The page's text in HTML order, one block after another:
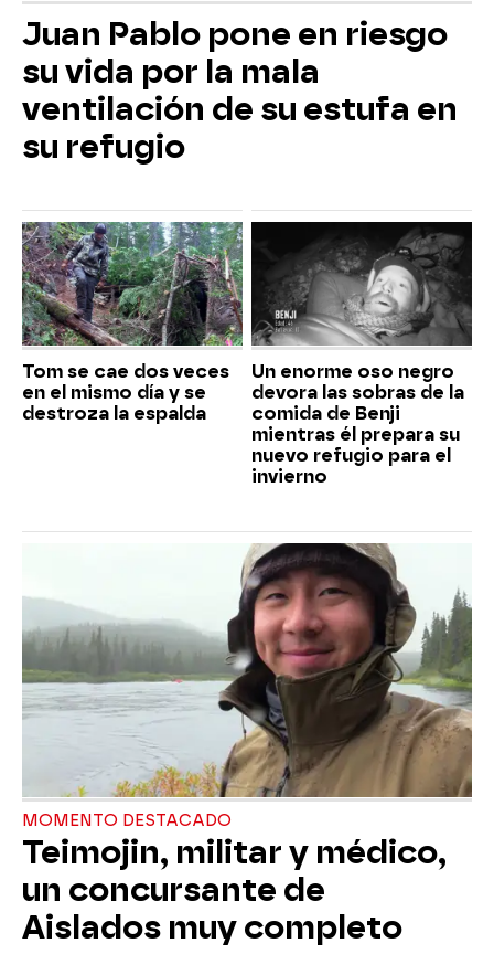
Juan Pablo pone en riesgo
su vida por la mala
ventilación de su estufa en
su refugio
Tom se cae dos veces
en el mismo día y se
destroza la espalda
Un enorme oso negro
devora las sobras de la
comida de Benji
mientras él prepara su
nuevo refugio para el
invierno
MOMENTO DESTACADO
Teimojin, militar y médico,
un concursante de
Aislados muy completo